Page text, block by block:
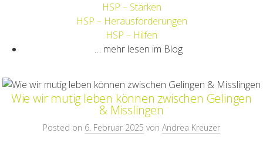
HSP – Stärken
HSP – Herausforderungen
HSP – Hilfen
… mehr lesen im Blog
Wie wir mutig leben können zwischen Gelingen
& Misslingen
Posted on 6. Februar 2025 von Andrea Kreuzer